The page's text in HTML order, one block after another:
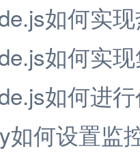
如何实
如何实
如何进
如何设置监